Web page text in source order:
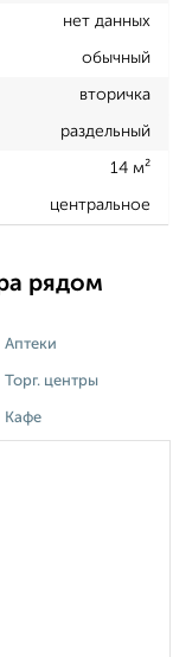
нет данных
обычный
вторичка
раздельный
14 м²
центральное
рядом
Аптеки
Торг. центры
Кафе